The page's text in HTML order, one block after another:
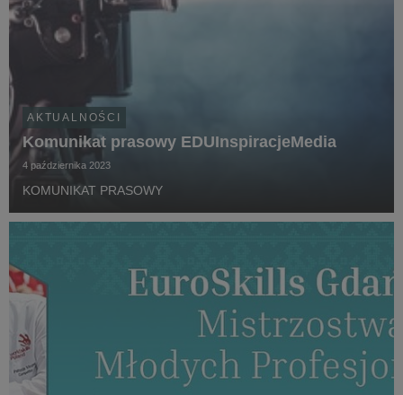
AKTUALNOŚCI
Komunikat prasowy EDUInspiracjeMedia
4 października 2023
KOMUNIKAT PRASOWY